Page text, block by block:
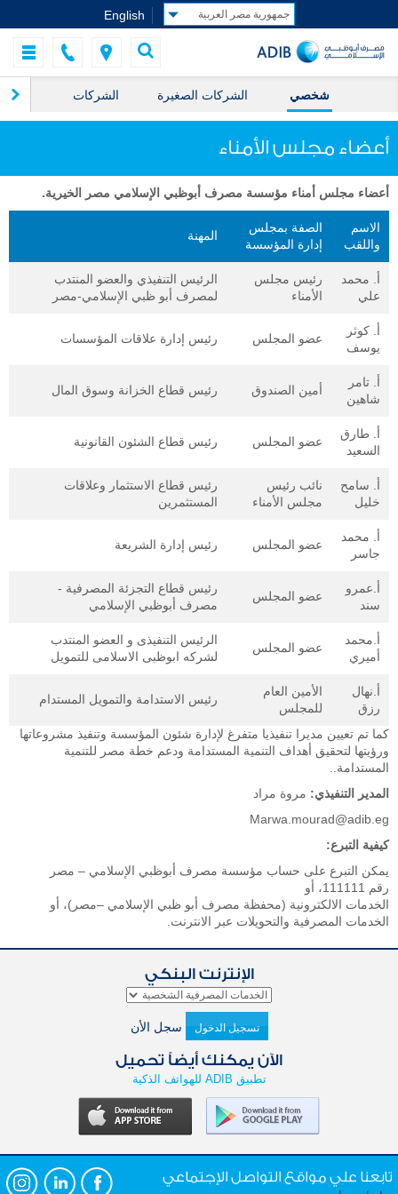
English
الشركات الشركات الصغيرة شخصي
أعضاء مجلس الأمناء
أعضاء مجلس أمناء مؤسسة مصرف أبوظبي الإسلامي مصر الخيرية.
الاسم
واللقب
الصفة بمجلس
إدارة المؤسسة
المهنة
أ. محمد
علي
رئيس مجلس
الأمناء
الرئيس التنفيذي والعضو المنتدب
لمصرف أبو ظبي الإسلامي-مصر
أ. كوثر
يوسف
عضو المجلس رئيس إدارة علاقات المؤسسات
أ. تامر
شاهين
أمين الصندوق رئيس قطاع الخزانة وسوق المال
أ. طارق
السعيد
عضو المجلس رئيس قطاع الشئون القانونية
أ. سامح
خليل
نائب رئيس
مجلس الأمناء
رئيس قطاع الاستثمار وعلاقات
المستثمرين
أ. محمد
جاسر
عضو المجلس رئيس إدارة الشريعة
أ.عمرو
سند
عضو المجلس
رئيس قطاع التجزئة المصرفية -
مصرف أبوظبي الإسلامي
أ.محمد
أميري
عضو المجلس
الرئيس التنفيذى و العضو المنتدب
لشركه ابوظبى الاسلامى للتمويل
أ.نهال
رزق
الأمين العام
للمجلس
رئيس الاستدامة والتمويل المستدام
كما تم تعيين مديرا تنفيذيا متفرغ لإدارة شئون المؤسسة وتنفيذ مشروعاتها
ورؤيتها لتحقيق أهداف التنمية المستدامة ودعم خطة مصر للتنمية
المستدامة..
المدير التنفيذي: مروة مراد
Marwa.mourad@adib.eg
كيفية التبرع:
يمكن التبرع على حساب مؤسسة مصرف أبوظبي الإسلامي – مصر
رقم 111111، أو
الخدمات الالكترونية (محفظة مصرف أبو ظبي الإسلامي –مصر)، أو
الخدمات المصرفية والتحويلات عبر الانترنت.
الإنترنت البنكي
تسجيل الدخول سجل الأن
الآن يمكنك أيضاً تحميل
تطبيق ADIB للهواتف الذكية
تابعنا علي مواقع التواصل الإجتماعي